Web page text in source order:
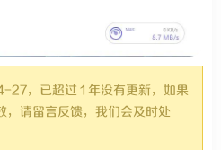
，已超过 1 年没有更新，如果
，请留言反馈，我们会及时处